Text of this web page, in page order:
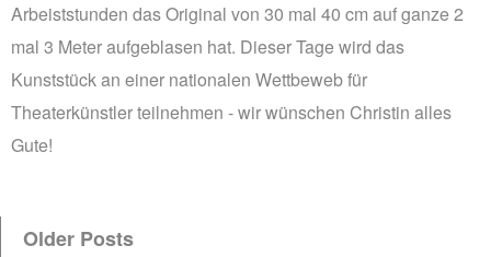
Arbeiststunden das Original von 30 mal 40 cm auf ganze 2
mal 3 Meter aufgeblasen hat. Dieser Tage wird das
Kunststück an einer nationalen Wettbeweb für
Theaterkünstler teilnehmen - wir wünschen Christin alles
Gute!
Older Posts